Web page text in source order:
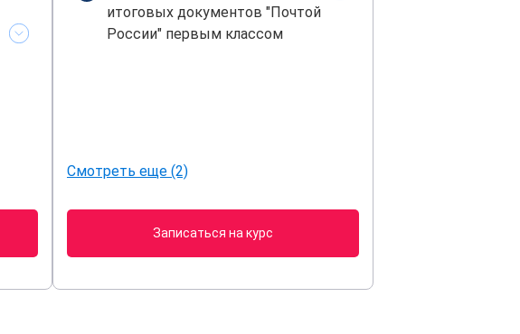
итоговых документов "Почтой
России" первым классом
Смотреть еще (2)
Записаться на курс